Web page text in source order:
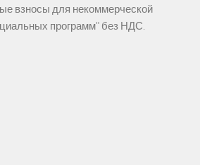
взносы для некоммерческой
программ" без НДС.